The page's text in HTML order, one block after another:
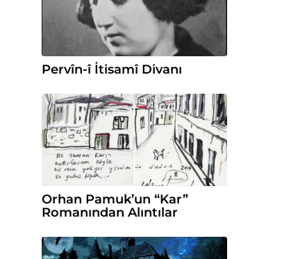
Pervîn-î İtisamî Divanı
Orhan Pamuk’un “Kar”
Romanından Alıntılar